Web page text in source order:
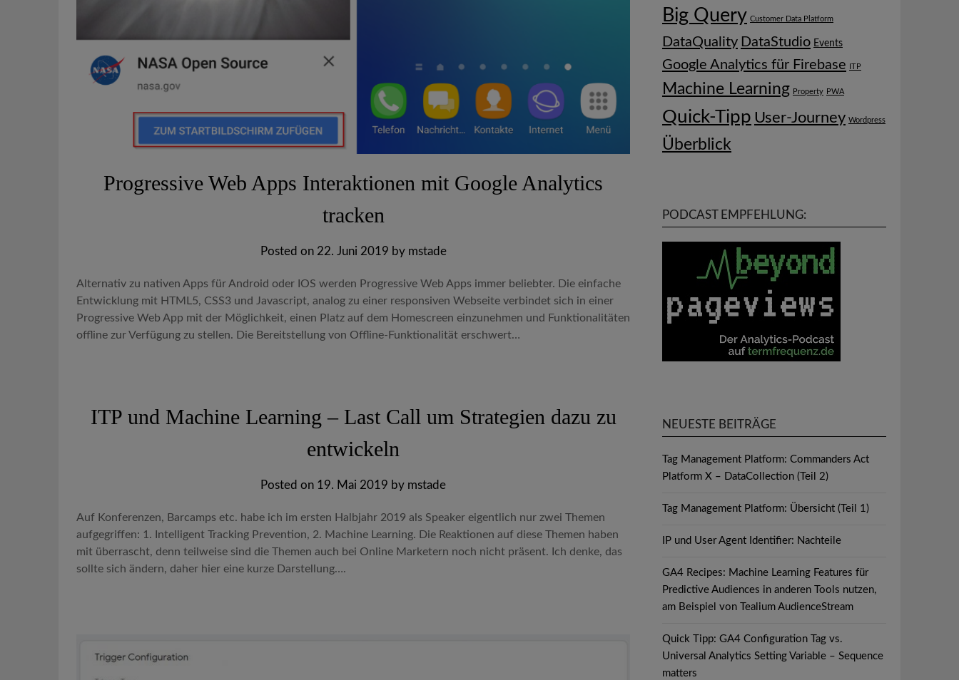
Progressive Web Apps Interaktionen mit Google Analytics
tracken
Posted on 22. Juni 2019 by mstade
Alternativ zu nativen Apps für Android oder IOS werden Progressive Web Apps immer beliebter. Die einfache
Entwicklung mit HTML5, CSS3 und Javascript, analog zu einer responsiven Webseite verbindet sich in einer
Progressive Web App mit der Möglichkeit, einen Platz auf dem Homescreen einzunehmen und Funktionalitäten
offline zur Verfügung zu stellen. Die Bereitstellung von Offline-Funktionalität erschwert…
ITP und Machine Learning – Last Call um Strategien dazu zu
entwickeln
Posted on 19. Mai 2019 by mstade
Auf Konferenzen, Barcamps etc. habe ich im ersten Halbjahr 2019 als Speaker eigentlich nur zwei Themen
aufgegriffen: 1. Intelligent Tracking Prevention, 2. Machine Learning. Die Reaktionen auf diese Themen haben
mit überrascht, denn teilweise sind die Themen auch bei Online Marketern noch nicht präsent. Ich denke, das
sollte sich ändern, daher hier eine kurze Darstellung….
Big Query Customer Data Platform
DataQuality DataStudio Events
Google Analytics für Firebase ITP
Machine Learning Property PWA
Quick-Tipp User-Journey Wordpress
Überblick
PODCAST EMPFEHLUNG:
NEUESTE BEITRÄGE
Tag Management Platform: Commanders Act
Platform X – DataCollection (Teil 2)
Tag Management Platform: Übersicht (Teil 1)
IP und User Agent Identifier: Nachteile
GA4 Recipes: Machine Learning Features für
Predictive Audiences in anderen Tools nutzen,
am Beispiel von Tealium AudienceStream
Quick Tipp: GA4 Configuration Tag vs.
Universal Analytics Setting Variable – Sequence
matters